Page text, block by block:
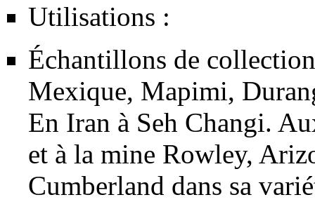
Utilisations :
Échantillons de
Mexique, Mapimi,
En Iran à Seh Changi.
et à la mine Rowley,
Cumberland dans sa